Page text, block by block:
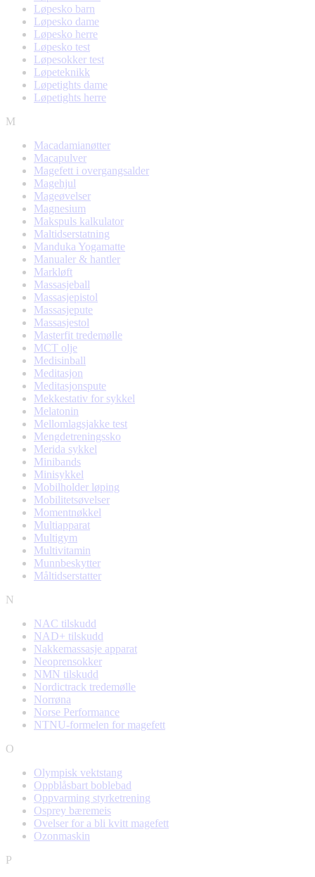
Løpesko barn
Løpesko dame
Løpesko herre
Løpesko test
Løpesokker test
Løpeteknikk
Løpetights dame
Løpetights herre
M
Macadamianøtter
Macapulver
Magefett i overgangsalder
Magehjul
Mageøvelser
Magnesium
Makspuls kalkulator
Maltidserstatning
Manduka Yogamatte
Manualer & hantler
Markløft
Massasjeball
Massasjepistol
Massasjepute
Massasjestol
Masterfit tredemølle
MCT olje
Medisinball
Meditasjon
Meditasjonspute
Mekkestativ for sykkel
Melatonin
Mellomlagsjakke test
Mengdetreningssko
Merida sykkel
Minibands
Minisykkel
Mobilholder løping
Mobilitetsøvelser
Momentnøkkel
Multiapparat
Multigym
Multivitamin
Munnbeskytter
Måltidserstatter
N
NAC tilskudd
NAD+ tilskudd
Nakkemassasje apparat
Neoprensokker
NMN tilskudd
Nordictrack tredemølle
Norrøna
Norse Performance
NTNU-formelen for magefett
O
Olympisk vektstang
Oppblåsbart boblebad
Oppvarming styrketrening
Osprey bæremeis
Ovelser for a bli kvitt magefett
Ozonmaskin
P